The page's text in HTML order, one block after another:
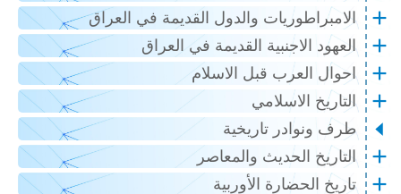
الامبراطوريات والدول القديمة في العراق
العهود الاجنبية القديمة في العراق
احوال العرب قبل الاسلام
التاريخ الاسلامي
طرف ونوادر تاريخية
التاريخ الحديث والمعاصر
تاريخ الحضارة الأوربية